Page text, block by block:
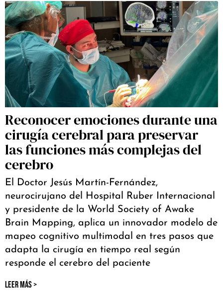
Reconocer emociones durante una
cirugía cerebral para preservar
las funciones más complejas del
cerebro
El Doctor Jesús Martín-Fernández,
neurocirujano del Hospital Ruber Internacional
y presidente de la World Society of Awake
Brain Mapping, aplica un innovador modelo de
mapeo cognitivo multimodal en tres pasos que
adapta la cirugía en tiempo real según
responde el cerebro del paciente
LEER MÁS >